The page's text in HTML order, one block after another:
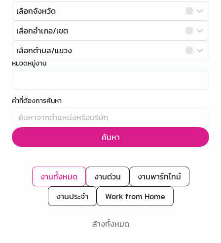
เลือกจังหวัด
เลือกอำเภอ/เขต
เลือกตำบล/แขวง
หมวดหมู่งาน
คำที่ต้องการค้นหา
ค้นหา
งานทั้งหมด งานด่วน
งานพาร์ทไทม์
งานประจำ
Work from Home
ล้างทั้งหมด